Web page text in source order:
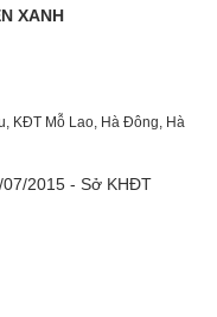
XANH
KĐT Mỗ Lao, Hà Đông, Hà
2015 - Sở KHĐT